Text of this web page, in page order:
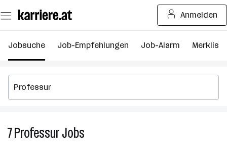
Seiteninhalt
springen
Anmelden
Jobsuche Job-Empfehlungen Job-Alarm Merkliste
7ProfessurJobs